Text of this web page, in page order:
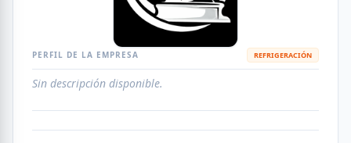
PERFIL DE LA EMPRESA REFRIGERACIÓN
Sin descripción disponible.